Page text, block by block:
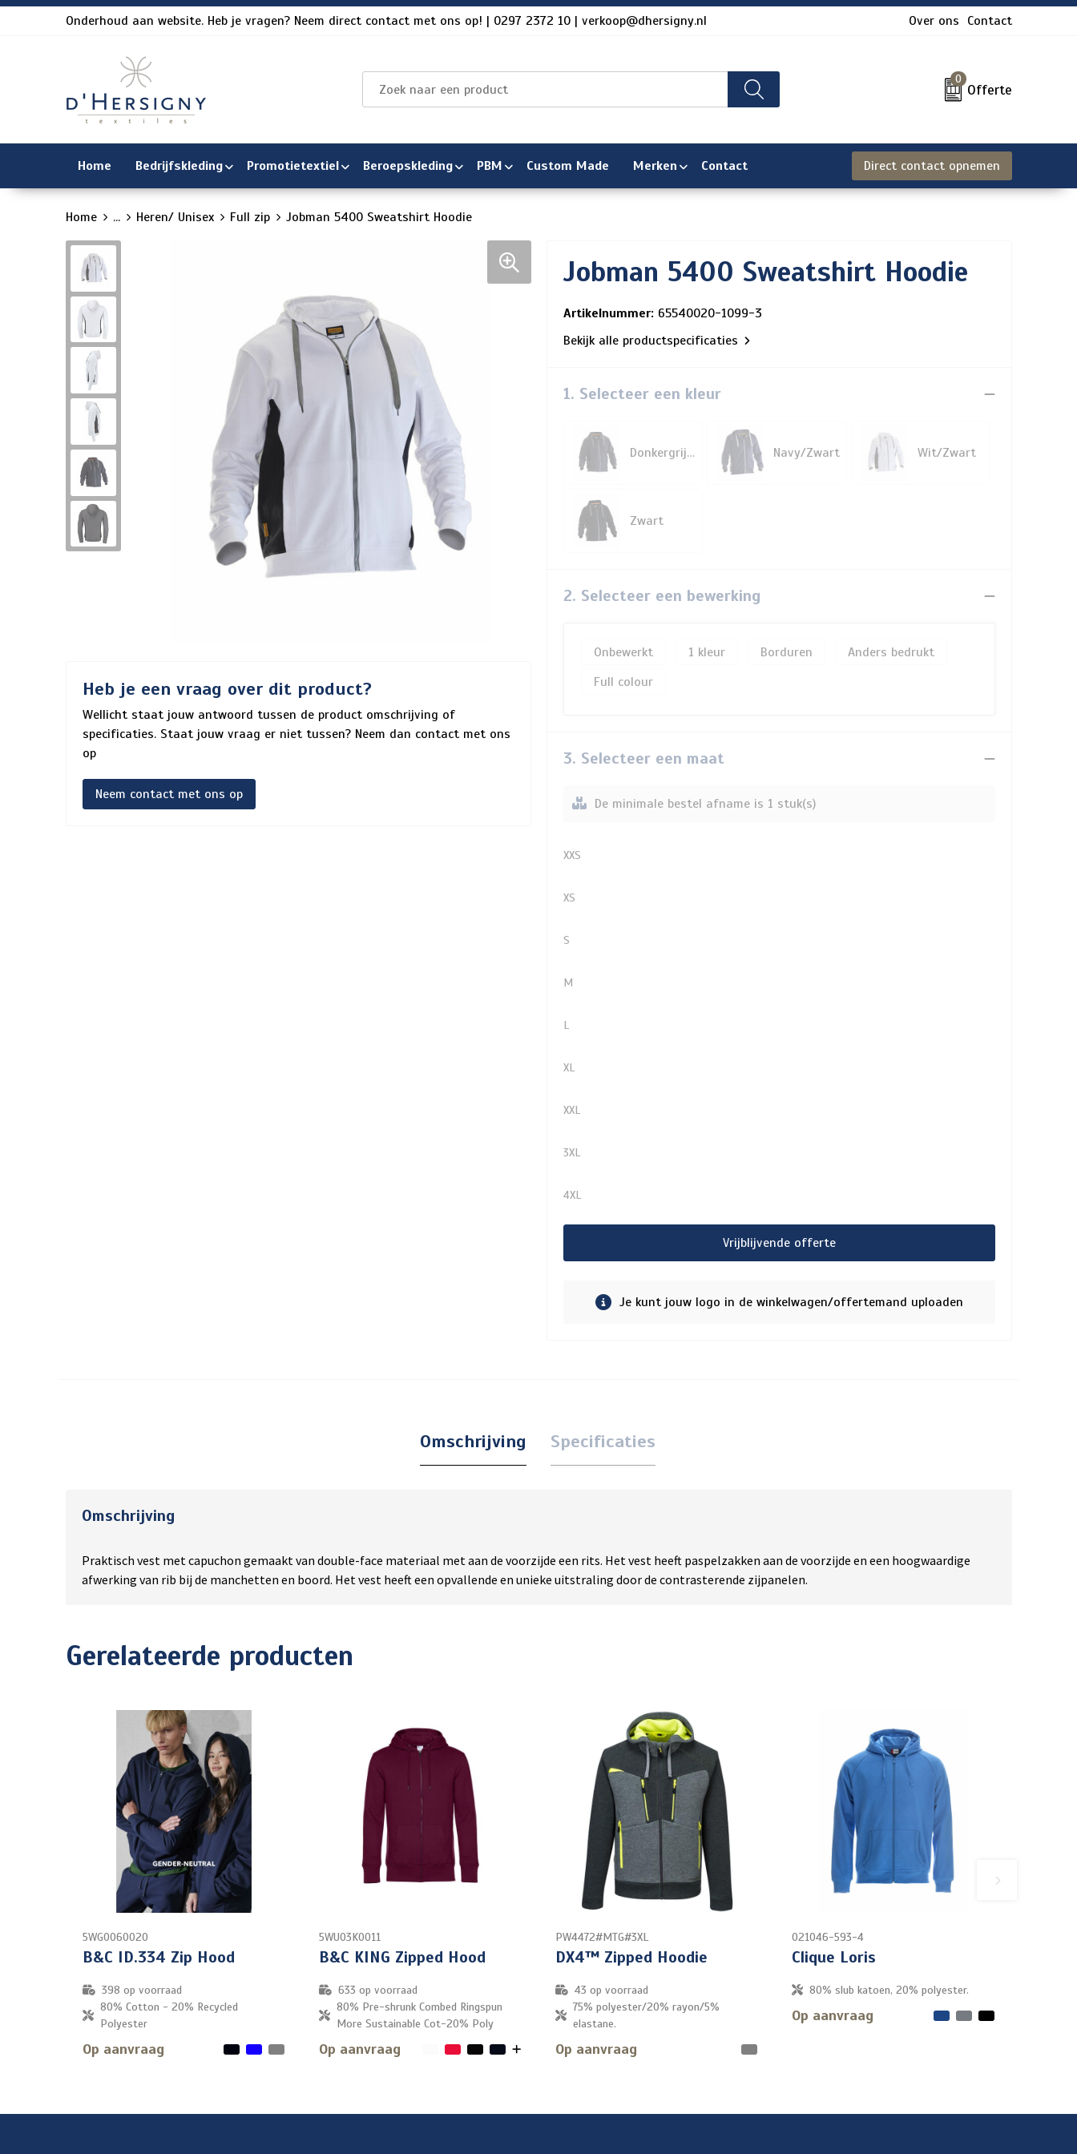
Onderhoud aan website. Heb je vragen? Neem direct contact met ons op! | 0297 2372 10 | verkoop@dhersigny.nl Over ons Contact
0
Offerte
Home Bedrijfskleding Promotietextiel Beroepskleding PBM Custom Made Merken Contact Direct contact opnemen
Home ... Heren/ Unisex Full zip Jobman 5400 Sweatshirt Hoodie
Heb je een vraag over dit product?
Wellicht staat jouw antwoord tussen de product omschrijving of
specificaties. Staat jouw vraag er niet tussen? Neem dan contact met ons
op
Neem contact met ons op
Jobman 5400 Sweatshirt Hoodie
Artikelnummer: 65540020-1099-3
Bekijk alle productspecificaties
1. Selecteer een kleur
Donkergrijs/Zwart Navy/Zwart Wit/Zwart
Zwart
2. Selecteer een bewerking
Onbewerkt 1 Borduren
Anders bedrukt
Full colour
3. Selecteer een maat
De minimale bestel afname is 1 stuk(s)
XXS
XS
S
M
L
XL
XXL
3XL
4XL
Vrijblijvende offerte
Je kunt jouw logo in de winkelwagen/offertemand uploaden
Omschrijving Specificaties
Omschrijving
Praktisch vest met capuchon gemaakt van double-face materiaal met aan de voorzijde een rits. Het vest heeft paspelzakken aan de voorzijde en een hoogwaardige
afwerking van rib bij de manchetten en boord. Het vest heeft een opvallende en unieke uitstraling door de contrasterende zijpanelen.
Gerelateerde producten
5WG0060020
B&C ID.334 Zip Hood
398 op voorraad
80% Cotton - 20% Recycled
Polyester
Op aanvraag
5WU03K0011
B&C KING Zipped Hood
633 op voorraad
80% Pre-shrunk Combed Ringspun
More Sustainable Cot-20% Poly
Op aanvraag
PW4472#MTG#3XL
DX4™ Zipped Hoodie
43 op voorraad
75% polyester/20% rayon/5%
elastane.
Op aanvraag
021046-593-4
Clique Loris
80% slub katoen, 20% polyester.
Op aanvraag